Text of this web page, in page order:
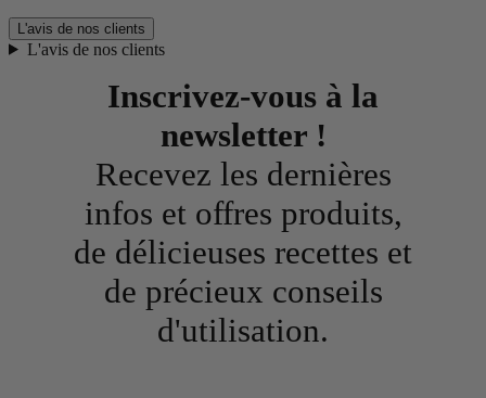
L'avis de nos clients
L'avis de nos clients
Inscrivez-vous à la
newsletter !
Recevez les dernières
infos et offres produits,
de délicieuses recettes et
de précieux conseils
d'utilisation.